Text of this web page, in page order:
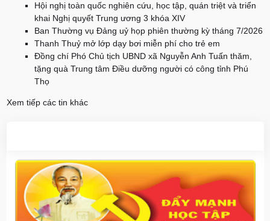
Hội nghị toàn quốc nghiên cứu, học tập, quán triệt và triển
khai Nghị quyết Trung ương 3 khóa XIV
Ban Thường vụ Đảng uỷ họp phiên thường kỳ tháng 7/2026
Thanh Thuỷ mở lớp dạy bơi miễn phí cho trẻ em
Đồng chí Phó Chủ tịch UBND xã Nguyễn Anh Tuấn thăm,
tặng quà Trung tâm Điều dưỡng người có công tỉnh Phú
Thọ
Xem tiếp các tin khác